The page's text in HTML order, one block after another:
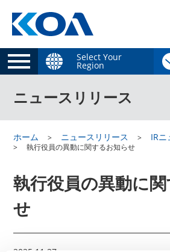
Select Your
Region
ニュースリリース
ホーム ニュースリリース IRニ
執行役員の異動に関するお知らせ
執行役員の異動に
せ